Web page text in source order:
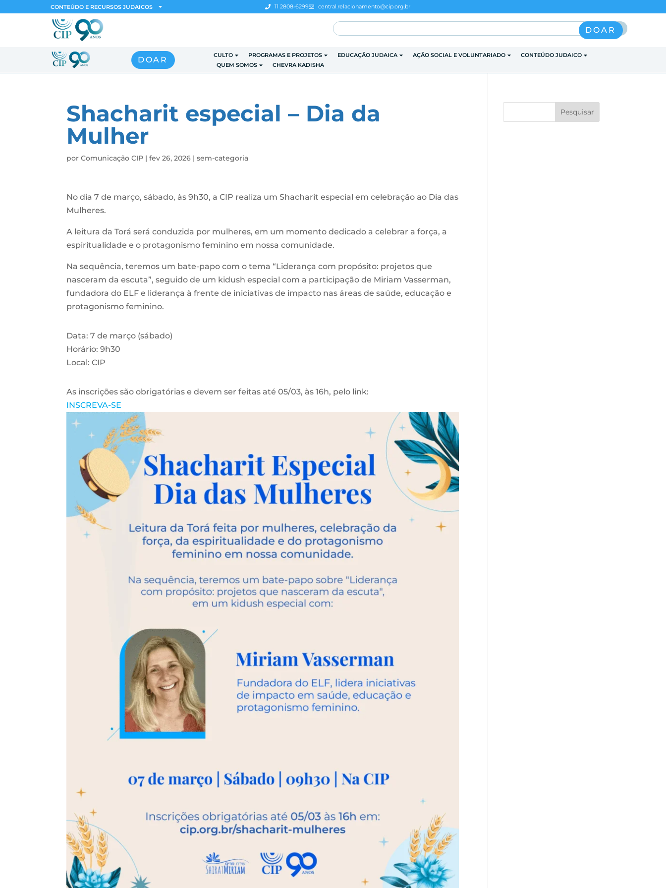
CONTEÚDO E RECURSOS JUDAICOS 11 2808-6299 central.relacionamento@cip.org.br
Pesquisar
DOAR
DOAR CULTO PROGRAMAS E PROJETOS EDUCAÇÃO JUDAICA AÇÃO SOCIAL E VOLUNTARIADO
CONTEÚDO JUDAICO
QUEM SOMOS
CHEVRA KADISHA
Shacharit especial – Dia da
Mulher
porComunicação CIP |fev 26, 2026 |sem-categoria
No dia 7 de março, sábado, às 9h30, a CIP realiza um Shacharit especial em celebração ao Dia das
Mulheres.
A leitura da Torá será conduzida por mulheres, em um momento dedicado a celebrar a força, a
espiritualidade e o protagonismo feminino em nossa comunidade.
Na sequência, teremos um bate-papo com o tema “Liderança com propósito: projetos que
nasceram da escuta”, seguido de um kidush especial com a participação de Miriam Vasserman,
fundadora do ELF e liderança à frente de iniciativas de impacto nas áreas de saúde, educação e
protagonismo feminino.
Data: 7 de março (sábado)
Horário: 9h30
Local: CIP
As inscrições são obrigatórias e devem ser feitas até 05/03, às 16h, pelo link:
INSCREVA-SE